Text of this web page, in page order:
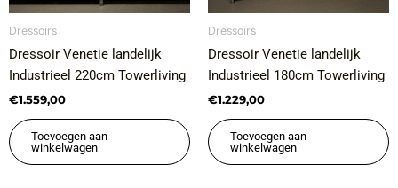
Dressoirs
Dressoir Venetie landelijk
Industrieel 220cm Towerliving
€1.559,00
Toevoegen aan
winkelwagen
Dressoirs
Dressoir Venetie landelijk
Industrieel 180cm Towerliving
€1.229,00
Toevoegen aan
winkelwagen